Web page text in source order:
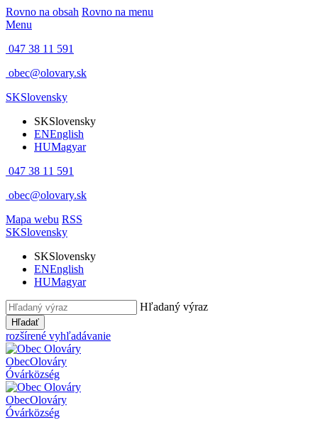
Rovno na obsah Rovno na menu
Menu
047 38 11 591
obec@olovary.sk
SKSlovensky
SKSlovensky
ENEnglish
HUMagyar
047 38 11 591
obec@olovary.sk
Mapa webu RSS
SKSlovensky
SKSlovensky
ENEnglish
HUMagyar
Hľadaný výraz
Hľadať
rozšírené vyhľadávanie
ObecOlováry
Óvárközség
ObecOlováry
Óvárközség